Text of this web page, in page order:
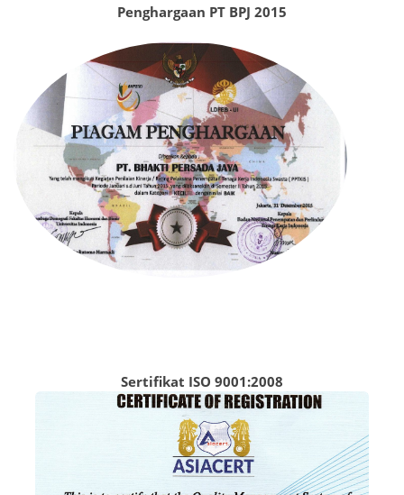
Penghargaan PT BPJ 2015
Sertifikat ISO 9001:2008